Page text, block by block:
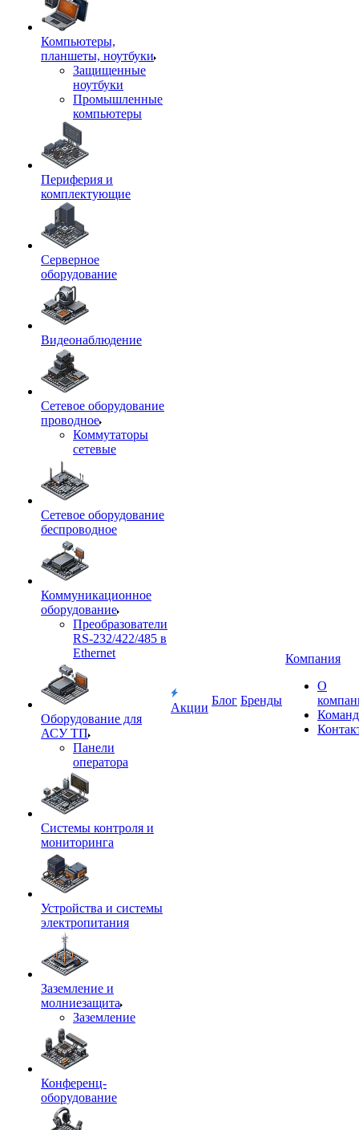
Компьютеры,
планшеты, ноутбуки
Защищенные
ноутбуки
Промышленные
компьютеры
Периферия и
комплектующие
Серверное
оборудование
Видеонаблюдение
Сетевое оборудование
проводное
Коммутаторы
сетевые
Сетевое оборудование
беспроводное
Коммуникационное
оборудование
Преобразователи
RS-232/422/485 в
Ethernet
Оборудование для
АСУ ТП
Панели
оператора
Системы контроля и
мониторинга
Устройства и системы
электропитания
Заземление и
молниезащита
Заземление
Конференц-
оборудование
Акции
Блог Бренды
Компания
О